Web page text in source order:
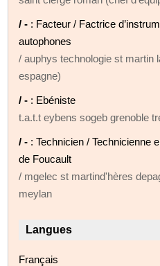
/ - : Facteur / Factrice
autophones
/ auphys technologie st martin
espagne)
/ - : Ebéniste
t.a.t.t eybens sogeb grenoble
/ - : Technicien / Technicienne
de Foucault
/ mgelec st martind'hères
meylan
Langues
Français